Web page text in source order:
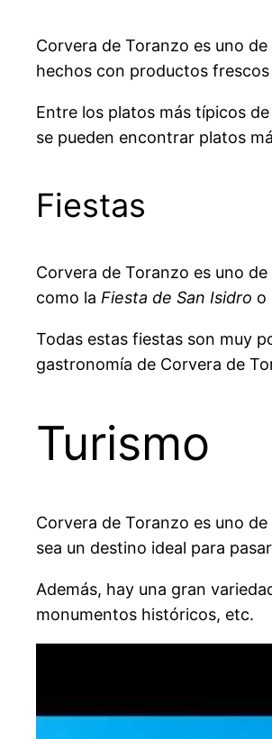
Corvera de Toranzo es uno
hechos con productos frescos
Entre los platos más típicos
se pueden encontrar platos
Fiestas
Corvera de Toranzo es uno
como la Fiesta de San Isidro o
Todas estas fiestas son muy
gastronomía de Corvera de
Turismo
Corvera de Toranzo es uno
sea un destino ideal para
Además, hay una gran
monumentos históricos, etc.